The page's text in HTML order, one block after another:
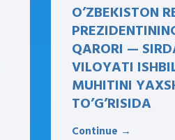
O’ZBEKISTON
QARORI —
VILOYATI
MUHITINI
TO’G’RISIDA
Continue →